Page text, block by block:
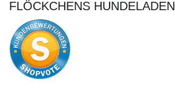
FLÖCKCHENS HUNDELADEN